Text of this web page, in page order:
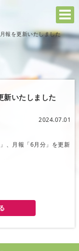
報を更新いたしました
新いたしました
2024.07.01
、月報「6月分」を更新